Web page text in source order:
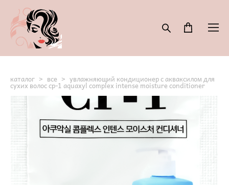
каталог > все > увлажняющий кондиционер с акваксилом для
сухих волос cp-1 aquaxyl complex intense moisture conditioner